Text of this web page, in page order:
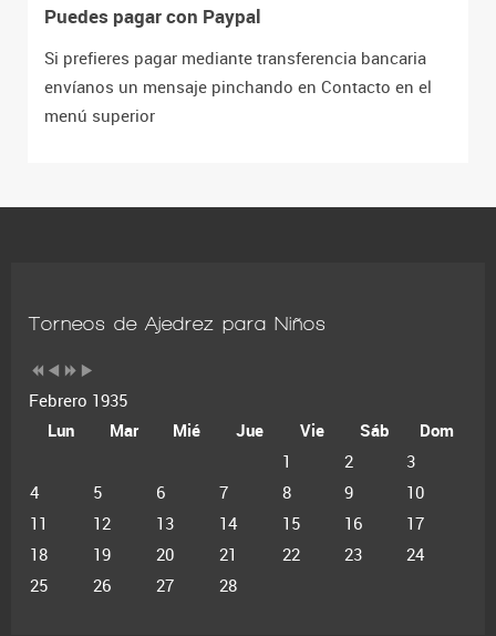
Puedes pagar con Paypal
Si prefieres pagar mediante transferencia bancaria
envíanos un mensaje pinchando en Contacto en el
menú superior
Torneos de Ajedrez para Niños
Febrero 1935
Lun
Mar Mié Jue Vie Sáb
Dom
1
2
3
4
5 6 7 8 9
10
11
12 13 14 15 16
17
18
19 20 21 22 23
24
25
26 27 28